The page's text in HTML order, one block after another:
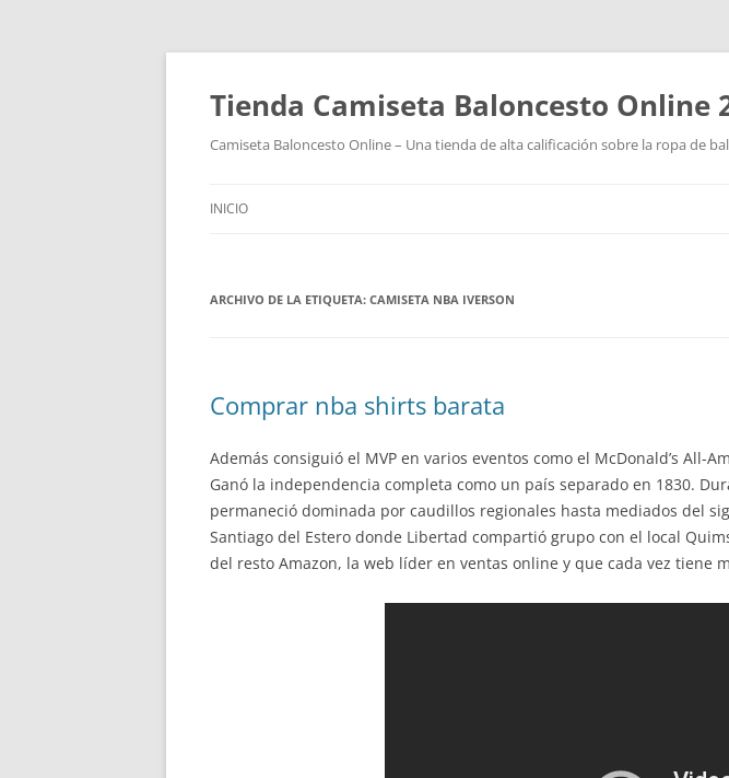
Tienda Camiseta Baloncesto Online
Camiseta Baloncesto Online – Una tienda de alta calificación sobre la ropa de
INICIO
ARCHIVO DE LA ETIQUETA: CAMISETA NBA IVERSON
Comprar nba shirts barata
Además consiguió el MVP en varios eventos como el McDonald’s All-
Ganó la independencia completa como un país separado en 1830.
permaneció dominada por caudillos regionales hasta mediados del
Santiago del Estero donde Libertad compartió grupo con el local
del resto Amazon, la web líder en ventas online y que cada vez tiene